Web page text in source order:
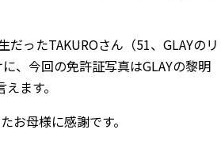
ったTAKUROさん（51、GLAYのリ
、今回の免許証写真はGLAYの黎明
ます。
お母様に感謝です。